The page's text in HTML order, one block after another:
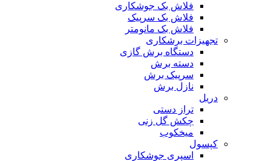
فلاش بک جوشکاری
فلاش بک سرپیک
فلاش بک مانومتر
تجهیزات برشکاری
دستگاه برش گازی
دسته برش
سرپیک برش
نازل برش
دریل
تراز دستی
چکش گل زنی
میخکوب
کپسول
اسپری جوشکاری